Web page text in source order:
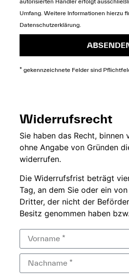
Umfang. Weitere Informationen hierzu
Datenschutzerklärung
* gekennzeichnete Felder sind
Widerrufsrecht
Sie haben das Recht, binnen
ohne Angabe von Gründen
widerrufen.
Die Widerrufsfrist beträgt
Tag, an dem Sie oder ein von
Dritter, der nicht der
Besitz genommen haben bzw.